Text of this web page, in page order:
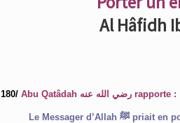
Al Hâfidh
180/ Abu Qatâdah ﺭﺿﻲ ﺍﻟﻠﻪ ﻋﻨﻪ rapporte :
Le Messager d’Allah ﷺ priait en portant Umâmah Bint Zaynab. Il la posait au sol en se